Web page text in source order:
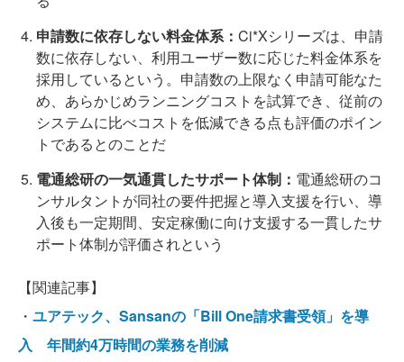
申請数に依存しない料金体系： Ci*Xシリーズは、申請
数に依存しない、利用ユーザー数に応じた料金体系を
採用しているという。申請数の上限なく申請可能なた
め、あらかじめランニングコストを試算でき、従前の
システムに比べコストを低減できる点も評価のポイン
トであるとのことだ
電通総研の一気通貫したサポート体制： 電通総研のコ
ンサルタントが同社の要件把握と導入支援を行い、導
入後も一定期間、安定稼働に向け支援する一貫したサ
ポート体制が評価されという
【関連記事】
・ ユアテック、Sansanの「Bill One請求書受領」を導
入 年間約4万時間の業務を削減